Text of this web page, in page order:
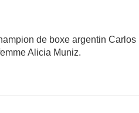
de boxe argentin Carlos
Alicia Muniz.